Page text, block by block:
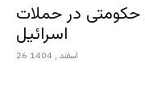
در حملات
اسرائیل
26 اسفند , 1404